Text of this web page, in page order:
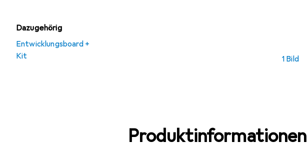
Dazugehörig
Entwicklungsboard +
Kit
1 Bild
Produktinformationen